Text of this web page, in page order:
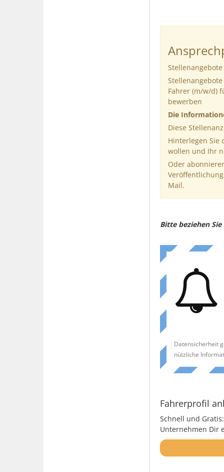
Fahrer (m/w/d)
bewerben
Die
Diese
Hinterlegen Sie
wollen und Ihr
Oder
Mail.
Bitte beziehen
Datensicherheit
nützliche
Fahrerprofil
Schnell und
Unternehmen Dir